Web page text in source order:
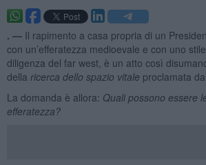
. — Il rapimento a casa propria di un
con un’efferatezza medioevale e con uno
diligenza del far west, è un atto così
della ricerca dello spazio vitale proclamata
La domanda è allora: Quali possono essere
efferatezza?